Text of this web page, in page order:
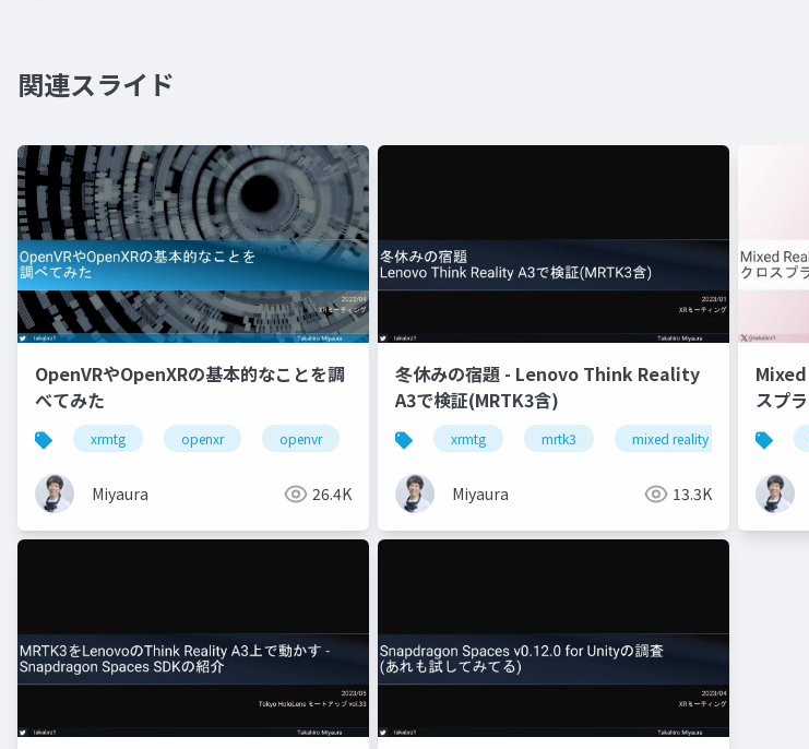
関連スライド
OpenVRやOpenXRの基本的なことを調
べてみた
xrmtg openxr openvr hololens
Miyaura 26.4K
冬休みの宿題 - Lenovo Think Reality
A3で検証(MRTK3含)
xrmtg mrtk3 mixed reality
Miyaura 13.3K
スプ